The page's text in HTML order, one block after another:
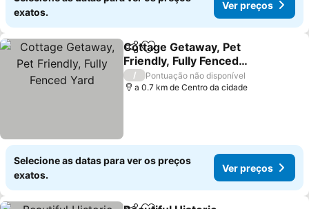
exatos.
Ver preços
PartilharAdicionar aos favoritos
Cottage Getaway, Pet
Friendly, Fully Fenced
Yard
Ver preços
/
Pontuação não disponível
a 0.7 km de Centro da cidade
Selecione as datas para ver os preços
exatos.
Ver preços